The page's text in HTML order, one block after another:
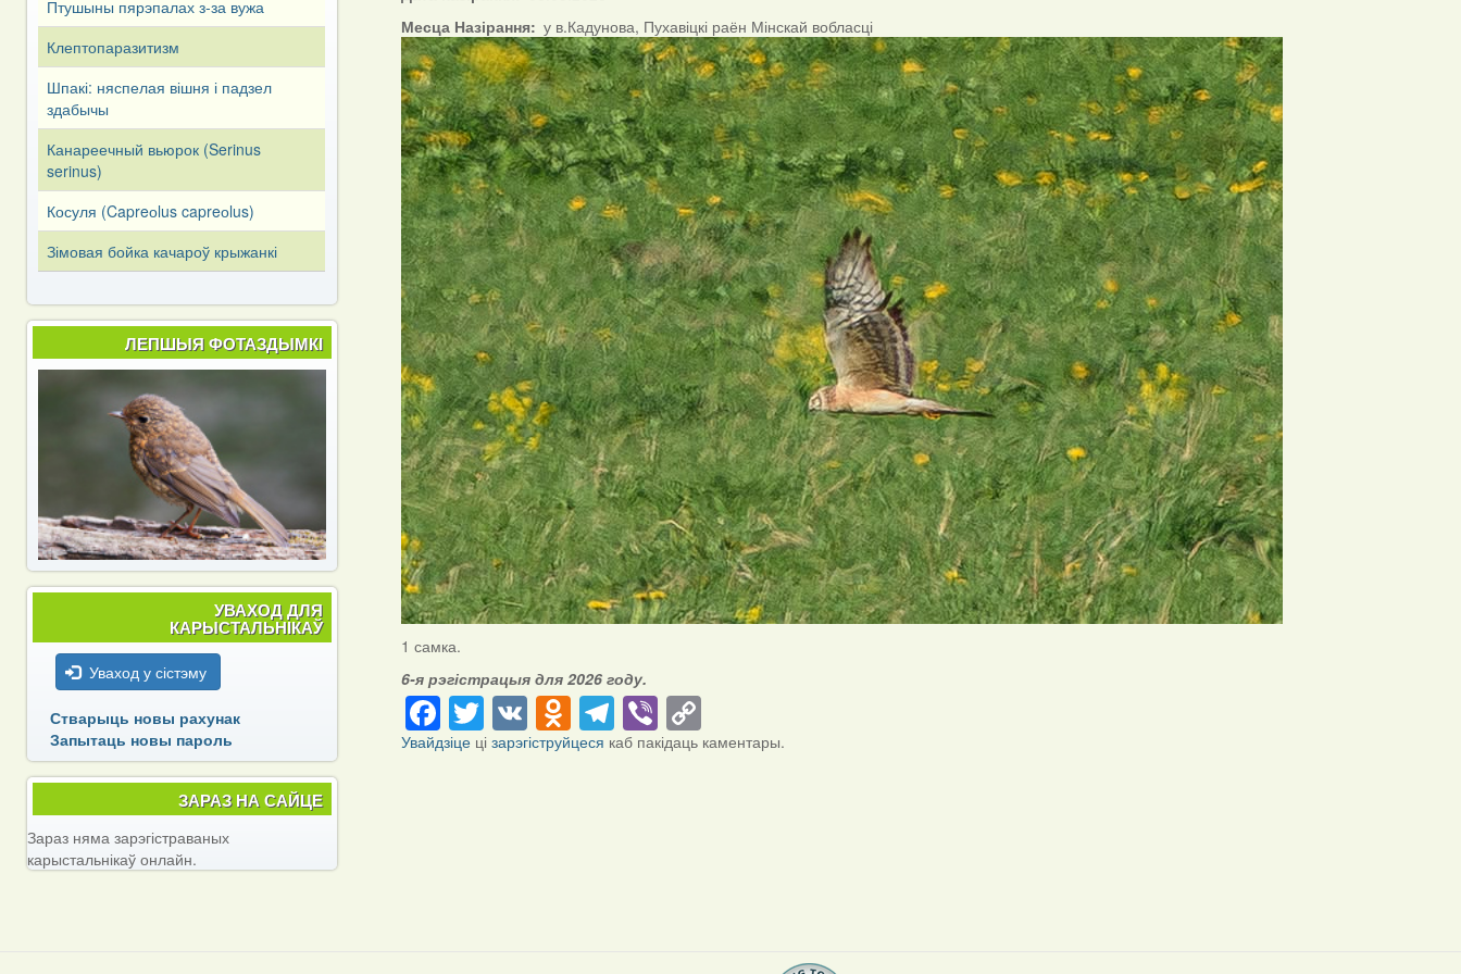
Месца Назірання
у в.Кадунова, Пухавіцкі раён Мінскай вобласці
1 самка.
6-я рэгістрацыя для 2026 году.
Facebook
Twitter
VKOdnoklassniki
Telegram
Viber
Link
Увайдзіце цізарэгіструйцеся каб пакідаць каментары.
Птушыны пярэпалах з-за вужа
Клептопаразитизм
Шпакі: няспелая вішня і падзел
здабычы
Канареечный вьюрок (Serinus
serinus)
Косуля (Capreоlus capreоlus)
Зімовая бойка качароў крыжанкі
ЛЕПШЫЯ ФОТАЗДЫМКІ
УВАХОД ДЛЯ
КАРЫСТАЛЬНІКАЎ
Уваход у сістэму
Стварыць новы рахунак
Запытаць новы пароль
ЗАРАЗ НА САЙЦЕ
Зараз няма зарэгістраваных
карыстальнікаў онлайн.